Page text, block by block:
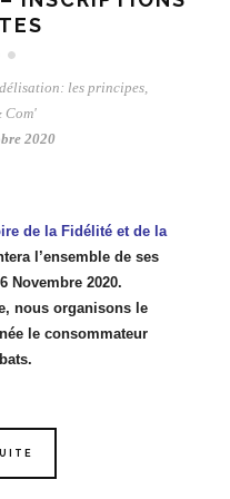
les principes
Com'
2020
de la Fidélité et de la
l’ensemble de ses
Novembre 2020.
nous organisons le
le consommateur